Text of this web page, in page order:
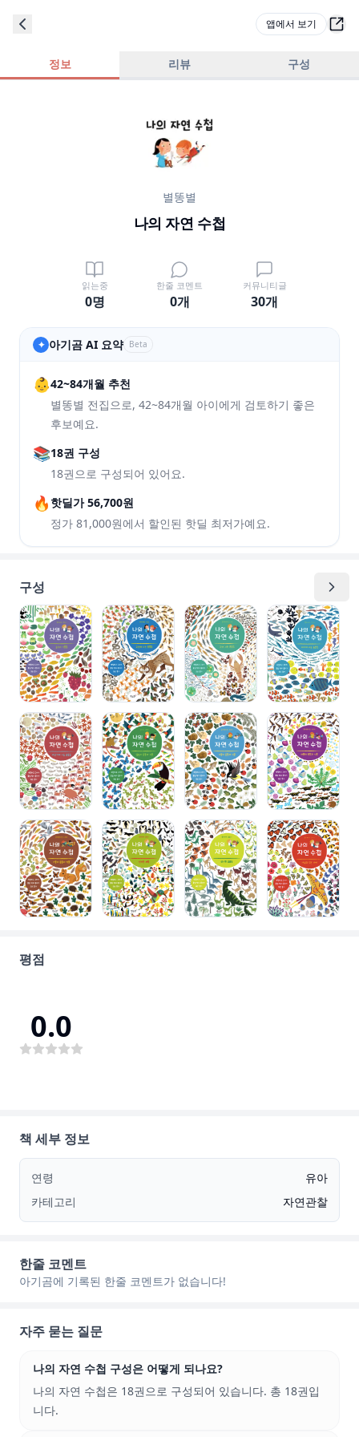
앱에서 보기
정보 리뷰 구성
별똥별
나의 자연 수첩
읽는중
0명
한줄 코멘트
0개
커뮤니티글
30개
✦ 아기곰 AI 요약 Beta
👶42~84개월 추천
별똥별 전집으로, 42~84개월 아이에게 검토하기 좋은
후보예요.
📚18권 구성
18권으로 구성되어 있어요.
🔥 핫딜가 56,700원
정가 81,000원에서 할인된 핫딜 최저가예요.
구성
평점
0.0
책 세부 정보
연령
유아
카테고리
자연관찰
한줄 코멘트
아기곰에 기록된 한줄 코멘트가 없습니다!
자주 묻는 질문
나의 자연 수첩 구성은 어떻게 되나요?
나의 자연 수첩은 18권으로 구성되어 있습니다. 총 18권입
니다.